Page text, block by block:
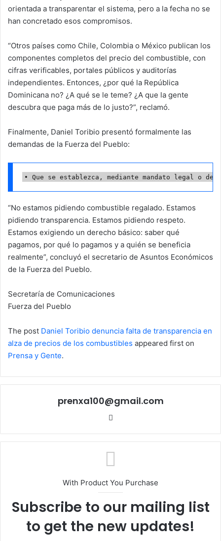
orientada a transparentar el sistema, pero a la fecha no se
han concretado esos compromisos.
“Otros países como Chile, Colombia o México publican los
componentes completos del precio del combustible, con
cifras verificables, portales públicos y auditorías
independientes. Entonces, ¿por qué la República
Dominicana no? ¿A qué se le teme? ¿A que la gente
descubra que paga más de lo justo?”, reclamó.
Finalmente, Daniel Toribio presentó formalmente las
demandas de la Fuerza del Pueblo:
• Que se establezca, mediante mandato legal o
“No estamos pidiendo combustible regalado. Estamos
pidiendo transparencia. Estamos pidiendo respeto.
Estamos exigiendo un derecho básico: saber qué
pagamos, por qué lo pagamos y a quién se beneficia
realmente”, concluyó el secretario de Asuntos Económicos
de la Fuerza del Pueblo.
Secretaría de Comunicaciones
Fuerza del Pueblo
The post Daniel Toribio denuncia falta de transparencia en
alza de precios de los combustibles appeared first on
Prensa y Gente.
prenxa100@gmail.com
With Product You Purchase
Subscribe to our mailing list
to get the new updates!